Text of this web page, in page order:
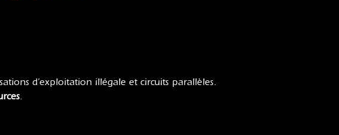
d’exploitation illégale et circuits parallèles.